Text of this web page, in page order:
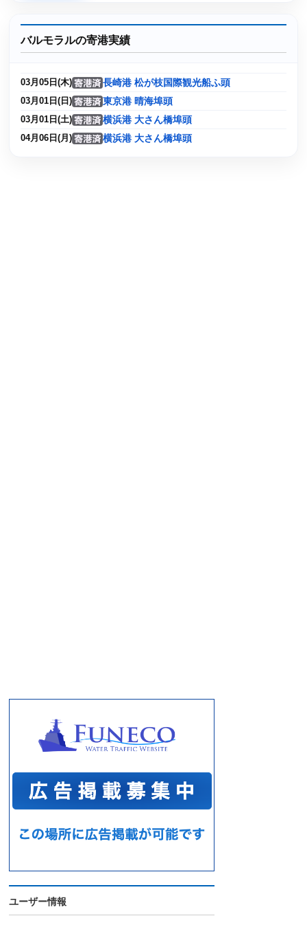
バルモラルの寄港実績
03月05日(木) 長崎港 松が枝国際観光船ふ頭
03月01日(日) 東京港 晴海埠頭
03月01日(土) 横浜港 大さん橋埠頭
04月06日(月) 横浜港 大さん橋埠頭
ユーザー情報